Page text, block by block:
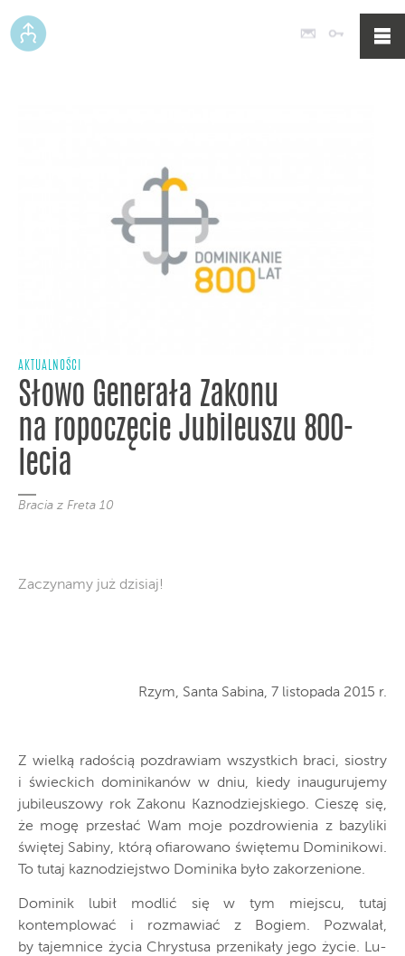
Poczta
AKTUALNOŚCI
Słowo Generała Zakonu
na ropoczęcie Jubileuszu 800-
lecia
Bracia z Freta 10
Zaczynamy już dzisiaj!
Rzym, Santa Sabina, 7 listopada 2015 r.
Z wielką radością pozdrawiam wszystkich braci, siostry
i świeckich dominikanów w dniu, kiedy inaugurujemy
jubileuszowy rok Zakonu Kaznodziejskiego. Cieszę się,
że mogę przesłać Wam moje pozdrowienia z bazyliki
świętej Sabiny, którą ofiarowano świętemu Dominikowi.
To tutaj kaznodziejstwo Dominika było zakorzenione.
Dominik lubił modlić się w tym miejscu, tutaj
kontemplować i rozmawiać z Bogiem. Pozwalał,
by tajemnice życia Chrystusa przenikały jego życie. Lu-